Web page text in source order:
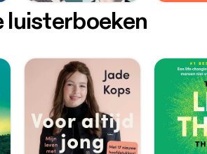
luisterboeken